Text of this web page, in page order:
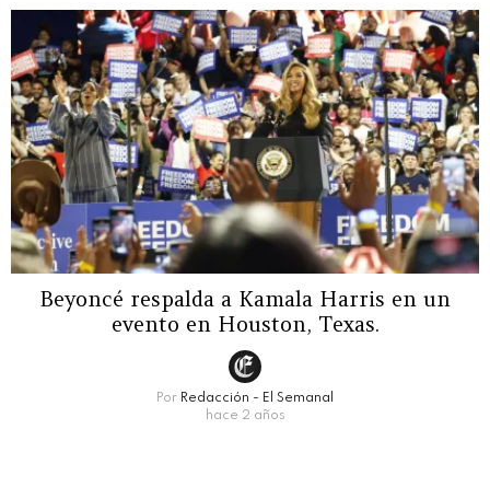
Beyoncé respalda a Kamala Harris en un
evento en Houston, Texas.
Por Redacción - El Semanal
hace 2 años